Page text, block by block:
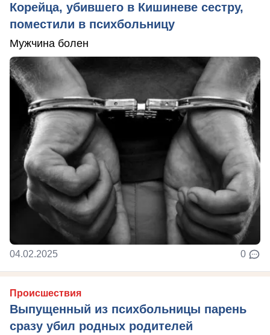
Корейца, убившего в Кишиневе сестру,
поместили в психбольницу
Мужчина болен
04.02.2025 0
Происшествия
Выпущенный из психбольницы парень
сразу убил родных родителей